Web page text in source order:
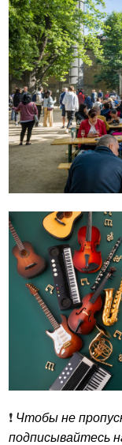
❗️ Чтобы не
подписывайтесь